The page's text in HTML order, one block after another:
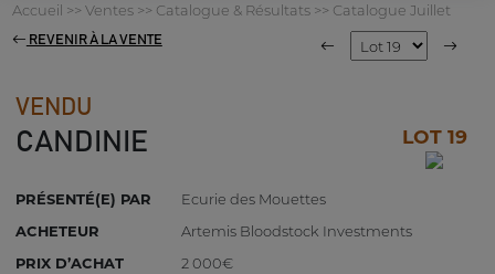
Accueil >> Ventes>> Catalogue & Résultats>> Catalogue Juillet
REVENIR À LA VENTE
VENDU
CANDINIE LOT 19
PRÉSENTÉ(E) PAR
Ecurie des Mouettes
ACHETEUR
Artemis Bloodstock Investments
PRIX D’ACHAT
2 000€